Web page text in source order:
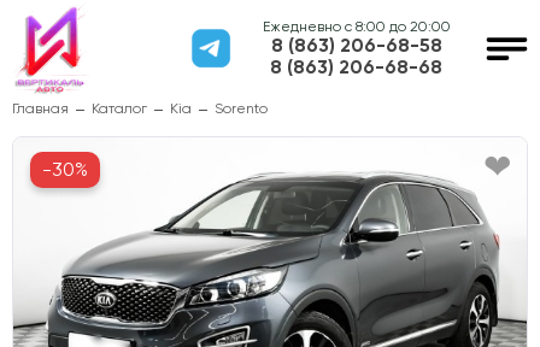
Ежедневно с 8:00 до 20:00
8 (863) 206-68-58
8 (863) 206-68-68
Главная Каталог Kia Sorento
-30%